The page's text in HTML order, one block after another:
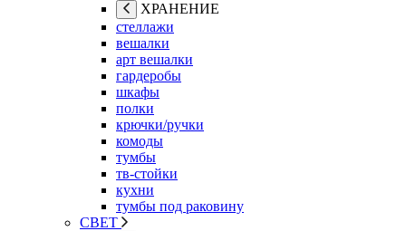
ХРАНЕНИЕ
стеллажи
вешалки
арт вешалки
гардеробы
шкафы
полки
крючки/ручки
комоды
тумбы
тв-стойки
кухни
тумбы под раковину
СВЕТ